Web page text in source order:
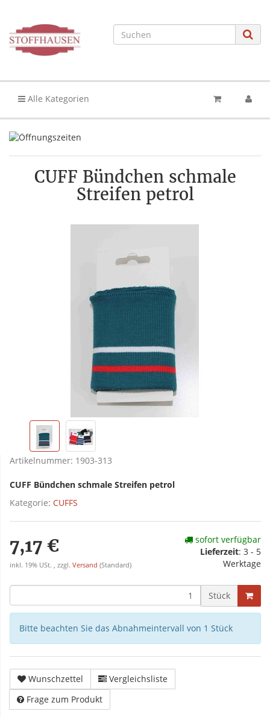
Alle Kategorien
CUFF Bündchen schmale
Streifen petrol
Artikelnummer: 1903-313
CUFF Bündchen schmale Streifen petrol
Kategorie: CUFFS
7,17 €
inkl. 19% USt. , zzgl. Versand (Standard)
sofort verfügbar
Lieferzeit: 3 - 5
Werktage
Stück
Bitte beachten Sie das Abnahmeintervall von 1 Stück
Wunschzettel
Vergleichsliste
Frage zum Produkt